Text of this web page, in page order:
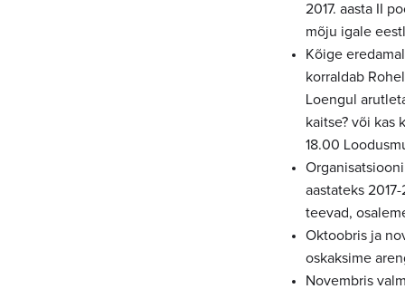
2017. aasta II
mõju igale
Kõige
korraldab
Loengul
kaitse? või kas
18.00
aastateks
teevad,
Oktoobris ja
oskaksime
Novembris